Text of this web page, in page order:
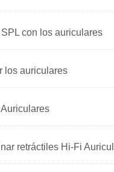
con los auriculares
los auriculares
retráctiles Hi-Fi